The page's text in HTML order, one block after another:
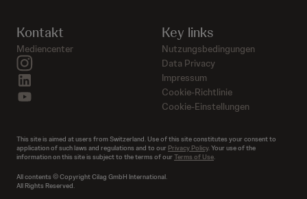
Kontakt
Mediencenter
Key links
Nutzungsbedingungen
Data Privacy
Impressum
Cookie-Richtlinie
Cookie-Einstellungen
This site is aimed at users from Switzerland. Use of this site constitutes your consent to
application of such laws and regulations and to our Privacy Policy. Your use of the
information on this site is subject to the terms of ourTerms of Use.
All contents © Copyright Cilag GmbH International.
All Rights Reserved.